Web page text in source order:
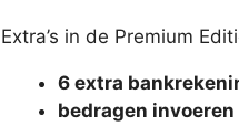
Extra’s in de Premium
6 extra
bedragen